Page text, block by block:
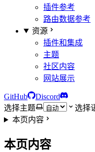
插件参考
路由数据参考
资源
插件和集成
主题
社区内容
网站展示
GitHub
Discord
选择主题
选择
本页内容
本页内容